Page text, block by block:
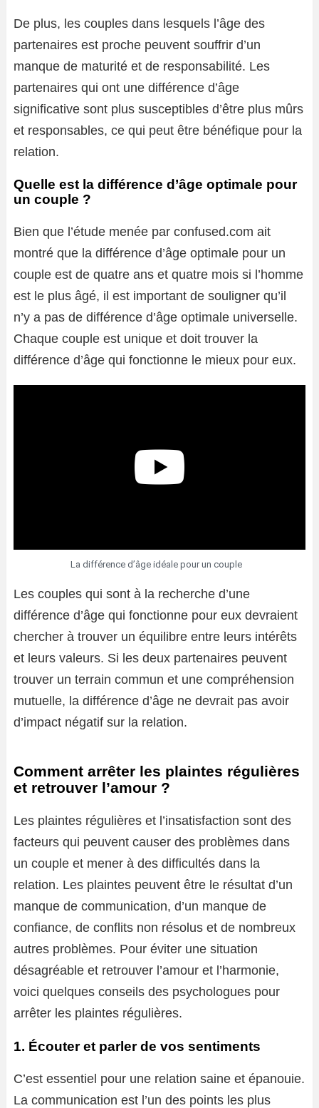
De plus, les couples dans lesquels l’âge des
partenaires est proche peuvent souffrir d’un
manque de maturité et de responsabilité. Les
partenaires qui ont une différence d’âge
significative sont plus susceptibles d’être plus mûrs
et responsables, ce qui peut être bénéfique pour la
relation.
Quelle est la différence d’âge optimale pour
un couple ?
Bien que l’étude menée par confused.com ait
montré que la différence d’âge optimale pour un
couple est de quatre ans et quatre mois si l’homme
est le plus âgé, il est important de souligner qu’il
n’y a pas de différence d’âge optimale universelle.
Chaque couple est unique et doit trouver la
différence d’âge qui fonctionne le mieux pour eux.
La différence d’âge idéale pour un couple
Les couples qui sont à la recherche d’une
différence d’âge qui fonctionne pour eux devraient
chercher à trouver un équilibre entre leurs intérêts
et leurs valeurs. Si les deux partenaires peuvent
trouver un terrain commun et une compréhension
mutuelle, la différence d’âge ne devrait pas avoir
d’impact négatif sur la relation.
Comment arrêter les plaintes régulières
et retrouver l’amour ?
Les plaintes régulières et l’insatisfaction sont des
facteurs qui peuvent causer des problèmes dans
un couple et mener à des difficultés dans la
relation. Les plaintes peuvent être le résultat d’un
manque de communication, d’un manque de
confiance, de conflits non résolus et de nombreux
autres problèmes. Pour éviter une situation
désagréable et retrouver l’amour et l’harmonie,
voici quelques conseils des psychologues pour
arrêter les plaintes régulières.
1. Écouter et parler de vos sentiments
C’est essentiel pour une relation saine et épanouie.
La communication est l’un des points les plus